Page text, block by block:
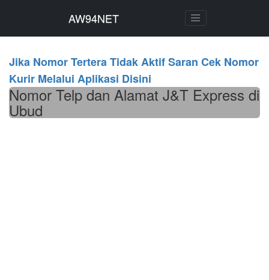
AW94NET
AW94NET
Jika Nomor Tertera Tidak Aktif Saran Cek Nomor
Kurir Melalui Aplikasi Disini
Nomor Telp dan Alamat J&T Express di
Ubud